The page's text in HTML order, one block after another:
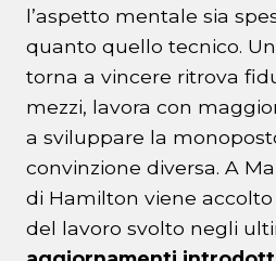
l’aspetto mentale sia
quanto quello tecnico.
torna a vincere ritrova
mezzi, lavora con
a sviluppare la
convinzione diversa. A
di Hamilton viene
del lavoro svolto negli